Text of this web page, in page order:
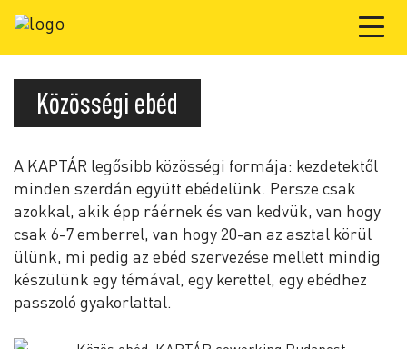
Közösségi ebéd
A KAPTÁR legősibb közösségi formája: kezdetektől
minden szerdán együtt ebédelünk. Persze csak
azokkal, akik épp ráérnek és van kedvük, van hogy
csak 6-7 emberrel, van hogy 20-an az asztal körül
ülünk, mi pedig az ebéd szervezése mellett mindig
készülünk egy témával, egy kerettel, egy ebédhez
passzoló gyakorlattal.